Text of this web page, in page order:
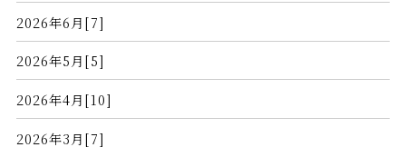
2026年6月[7]
2026年5月[5]
2026年4月[10]
2026年3月[7]